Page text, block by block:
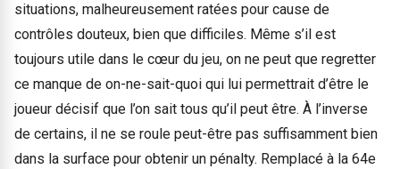
situations, malheureusement ratées pour cause de
contrôles douteux, bien que difficiles. Même s’il est
toujours utile dans le cœur du jeu, on ne peut que regretter
ce manque de on-ne-sait-quoi qui lui permettrait d’être le
joueur décisif que l’on sait tous qu’il peut être. À l’inverse
de certains, il ne se roule peut-être pas suffisamment bien
dans la surface pour obtenir un pénalty. Remplacé à la 64e